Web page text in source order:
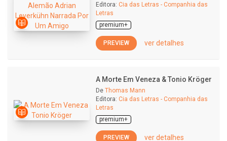
Editora: Cia das Letras - Companhia das
Letras
premium+
PREVIEW ver detalhes
A Morte Em Veneza & Tonio Kröger
De Thomas Mann
Editora: Cia das Letras - Companhia das
Letras
premium+
PREVIEW ver detalhes